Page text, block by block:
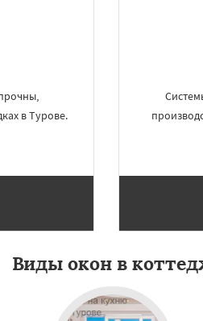
в Турове.
Виды окон в